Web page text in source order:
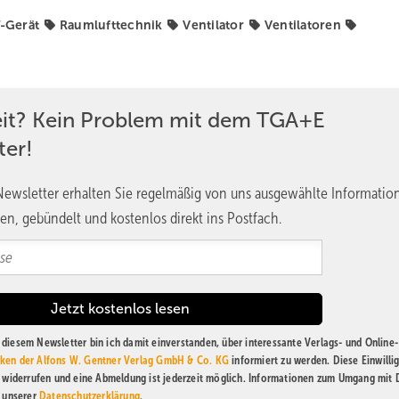
Betrieb ohne Einschränkungen sicherstellen zu können.
ausfällt, kann durch die verbleibenden drei Einheiten ein
defekten bzw. ruhenden Ventilator?
(Drehzahl, Druck, Volumenstrom)?
Ventilatorausfall – soll z. B. der fehlende Anteil des
werden können?
Gerät Raumlufttechnik Ventilator
Ventilatoren
Kein Problem mit dem TGA+E
erhalten Sie regelmäßig von uns ausgewählte
gebündelt und kostenlos direkt ins Postfach.
diesem Newsletter bin ich damit einverstanden, über interessante Verlags- und Online-
der Alfons W. Gentner Verlag GmbH & Co. KG informiert zu werden. Diese
und eine Abmeldung ist jederzeit möglich. Informationen zum Umgang mit
Datenschutzerklärung.